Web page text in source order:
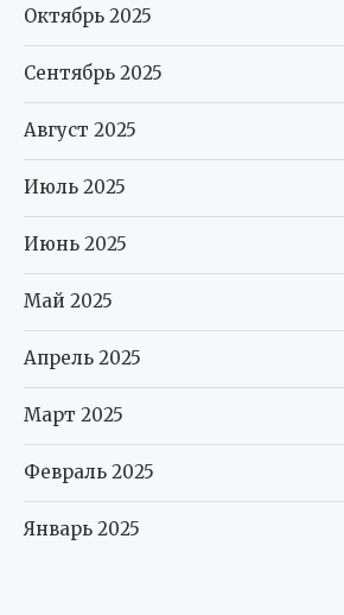
Октябрь 2025
Сентябрь 2025
Август 2025
Июль 2025
Июнь 2025
Май 2025
Апрель 2025
Март 2025
Февраль 2025
Январь 2025